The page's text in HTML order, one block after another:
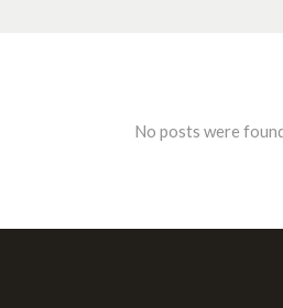
No posts were